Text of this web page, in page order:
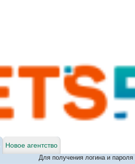
Новое агентство
Для получения логина и